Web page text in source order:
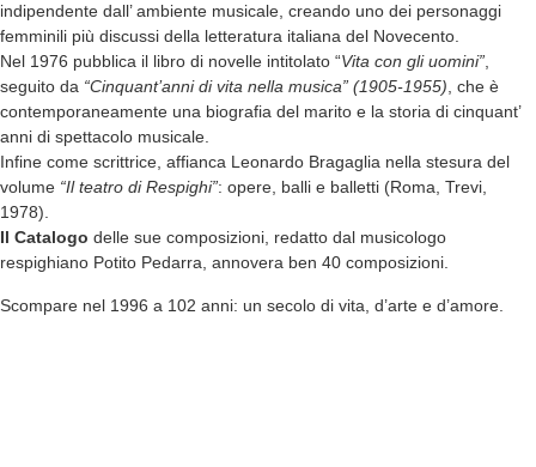
indipendente dall’ ambiente musicale, creando uno dei personaggi
femminili più discussi della letteratura italiana del Novecento.
Nel 1976 pubblica il libro di novelle intitolato “Vita con gli uomini”
seguito da “Cinquant’anni di vita nella musica” (1905-1955) , che è
contemporaneamente una biografia del marito e la storia di cinquant’
anni di spettacolo musicale.
Infine come scrittrice, affianca Leonardo Bragaglia nella stesura del
volume “Il teatro di Respighi”: opere, balli e balletti (Roma, Trevi,
1978).
Il Catalogo delle sue composizioni, redatto dal musicologo
respighiano Potito Pedarra, annovera ben 40 composizioni.
Scompare nel 1996 a 102 anni: un secolo di vita, d’arte e d’amore.